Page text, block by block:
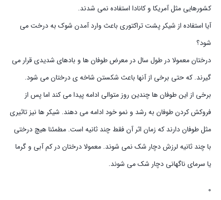
کشورهایی مثل آمریکا و کانادا استفاده نمی شدند.
آیا استفاده از شیکر پشت تراکتوری باعث وارد آمدن شوک به درخت می
شود؟
درختان معمولا در طول سال در معرض طوفان ها و بادهای شدیدی قرار می
گیرند. که حتی برخی از آنها باعث شکستن شاخه ی درختان می شود.
برخی از این طوفان ها چندین روز متوالی ادامه پیدا می کند اما پس از
فروکش کردن طوفان به رشد و نمو خود ادامه می دهند. شیکر ها نیز تاثیری
مثل طوفان دارند که زمان اثر آن فقط چند ثانیه است. مطمئنا هیچ درختی
با چند ثانیه لرزش دچار شک نمی شوند. معمولا درختان در کم آبی و گرما
یا سرمای ناگهانی دچار شک می شوند.
0